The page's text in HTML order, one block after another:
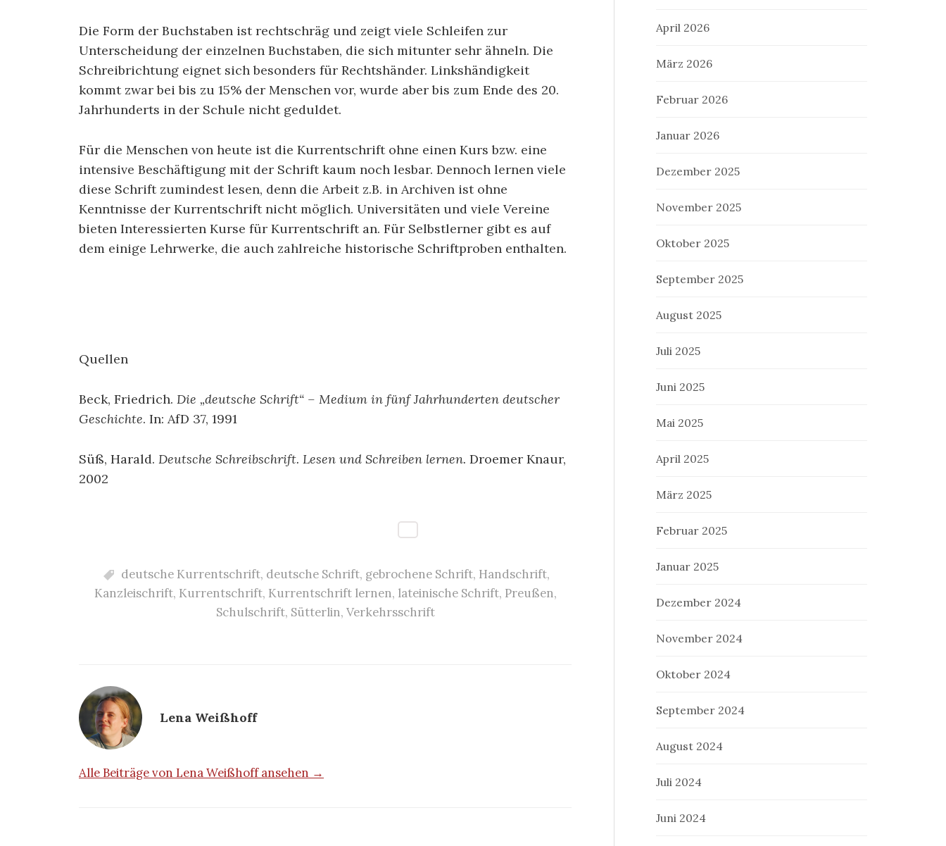
Die Form der Buchstaben ist rechtschräg und zeigt viele Schleifen zur
Unterscheidung der einzelnen Buchstaben, die sich mitunter sehr ähneln. Die
Schreibrichtung eignet sich besonders für Rechtshänder. Linkshändigkeit
kommt zwar bei bis zu 15% der Menschen vor, wurde aber bis zum Ende des 20.
Jahrhunderts in der Schule nicht geduldet.
Für die Menschen von heute ist die Kurrentschrift ohne einen Kurs bzw. eine
intensive Beschäftigung mit der Schrift kaum noch lesbar. Dennoch lernen viele
diese Schrift zumindest lesen, denn die Arbeit z.B. in Archiven ist ohne
Kenntnisse der Kurrentschrift nicht möglich. Universitäten und viele Vereine
bieten Interessierten Kurse für Kurrentschrift an. Für Selbstlerner gibt es auf
dem einige Lehrwerke, die auch zahlreiche historische Schriftproben enthalten.
Quellen
Beck, Friedrich. Die „deutsche Schrift“ – Medium in fünf Jahrhunderten deutscher
Geschichte. In: AfD 37, 1991
Süß, Harald. Deutsche Schreibschrift. Lesen und Schreiben lernen. Droemer Knaur,
2002
deutsche Kurrentschrift, deutsche Schrift, gebrochene Schrift, Handschrift,
Kanzleischrift, Kurrentschrift, Kurrentschrift lernen, lateinische Schrift, Preußen,
Schulschrift, Sütterlin, Verkehrsschrift
Lena Weißhoff
Alle Beiträge von Lena Weißhoff ansehen →
April 2026
März 2026
Februar 2026
Januar 2026
Dezember 2025
November 2025
Oktober 2025
September 2025
August 2025
Juli 2025
Juni 2025
Mai 2025
April 2025
März 2025
Februar 2025
Januar 2025
Dezember 2024
November 2024
Oktober 2024
September 2024
August 2024
Juli 2024
Juni 2024